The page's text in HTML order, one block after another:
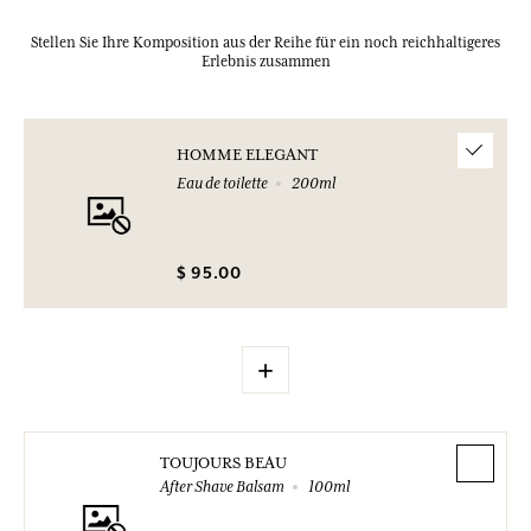
Stellen Sie Ihre Komposition aus der Reihe für ein noch reichhaltigeres
Erlebnis zusammen
HOMME ELEGANT
Eau de toilette
200ml
$ 95.00
+
TOUJOURS BEAU
After Shave Balsam
100ml